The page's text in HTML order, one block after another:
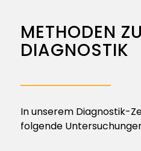
METHODEN
DIAGNOSTIK
In unserem Diagnostik-
folgende